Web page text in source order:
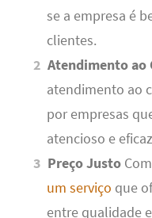
se a empresa é
clientes.
Atendimento ao
atendimento ao
por empresas
atencioso e
Preço Justo
um serviço que
entre qualidade